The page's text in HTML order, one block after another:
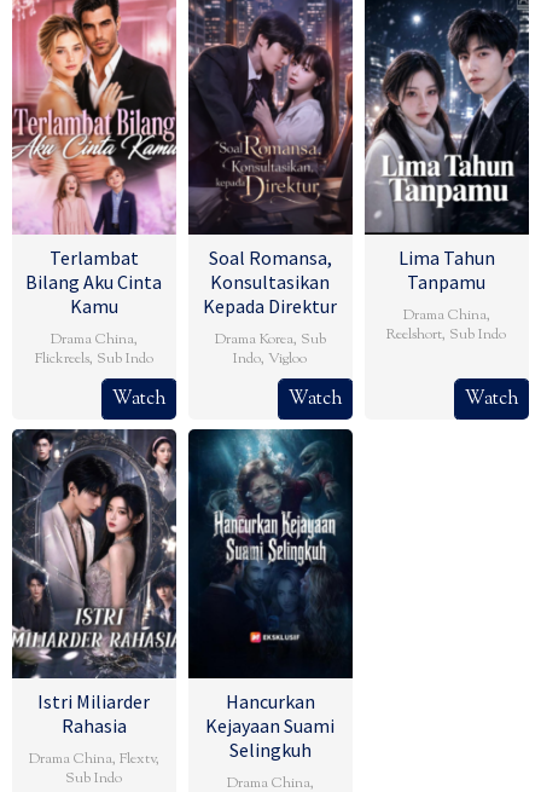
Terlambat
Bilang Aku Cinta
Kamu
Drama China,
Flickreels, Sub Indo
Watch
Soal Romansa,
Konsultasikan
Kepada Direktur
Drama Korea, Sub
Indo,Vigloo
Watch
Lima Tahun
Tanpamu
Drama China,
Reelshort, Sub Indo
Watch
Istri Miliarder
Rahasia
Drama China, Flextv,
Sub Indo
Hancurkan
Kejayaan Suami
Selingkuh
Drama China,